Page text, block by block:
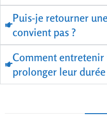
Puis-je retourner
convient pas ?
Comment entretenir
prolonger leur durée